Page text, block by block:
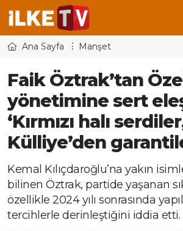
Ana Sayfa Manşet
Faik Öztrak’tan
yönetimine sert
‘Kırmızı halı
Külliye’den
Kemal Kılıçdaroğlu’na yakın
bilinen Öztrak, partide yaşanan
özellikle 2024 yılı sonrasında
tercihlerle derinleştiğini iddia etti.